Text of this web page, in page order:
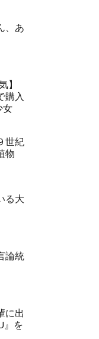
、あ
】
購入
女
世紀
物
る大
論統
に出
』を